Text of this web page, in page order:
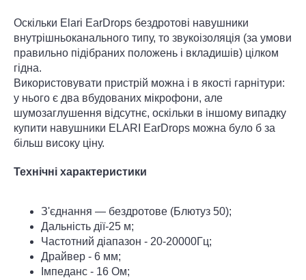
Оскільки Elari EarDrops бездротові навушники
внутрішньоканального типу, то звукоізоляція (за умови
правильно підібраних положень і вкладишів) цілком
гідна.
Використовувати пристрій можна і в якості гарнітури:
у нього є два вбудованих мікрофони, але
шумозаглушення відсутнє, оскільки в іншому випадку
купити навушники ELARI EarDrops можна було б за
більш високу ціну.
Технічні характеристики
З'єднання — бездротове (Блютуз 50);
Дальність дії-25 м;
Частотний діапазон - 20-20000Гц;
Драйвер - 6 мм;
Імпеданс - 16 Ом;